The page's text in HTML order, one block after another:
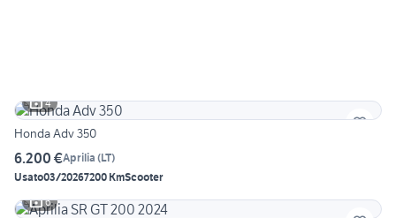
4
Honda Adv 350
6.200 €Aprilia (LT)
Usato03/20267200 KmScooter
6